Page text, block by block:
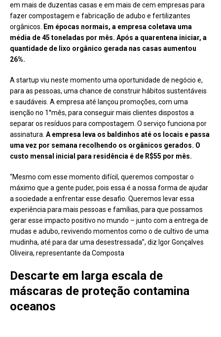
em mais de duzentas casas e em mais de cem empresas para
fazer compostagem e fabricação de adubo e fertilizantes
orgânicos. Em épocas normais, a empresa coletava uma
média de 45 toneladas por mês. Após a quarentena iniciar, a
quantidade de lixo orgânico gerada nas casas aumentou
26%.
A startup viu neste momento uma oportunidade de negócio e,
para as pessoas, uma chance de construir hábitos sustentáveis
e saudáveis. A empresa até lançou promoções, com uma
isenção no 1°mês, para conseguir mais clientes dispostos a
separar os resíduos para compostagem. O serviço funciona por
assinatura. A empresa leva os baldinhos até os locais e passa
uma vez por semana recolhendo os orgânicos gerados. O
custo mensal inicial para residência é de R$55 por mês.
“Mesmo com esse momento difícil, queremos compostar o
máximo que a gente puder, pois essa é a nossa forma de ajudar
a sociedade a enfrentar esse desafio. Queremos levar essa
experiência para mais pessoas e famílias, para que possamos
gerar esse impacto positivo no mundo – junto com a entrega de
mudas e adubo, revivendo momentos como o de cultivo de uma
mudinha, até para dar uma desestressada”, diz Igor Gonçalves
Oliveira, representante da Composta
Descarte em larga escala de
máscaras de proteção contamina
oceanos